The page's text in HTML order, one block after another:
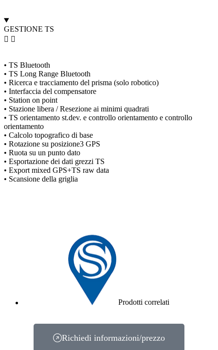
GESTIONE TS
• TS Bluetooth
• TS Long Range Bluetooth
• Ricerca e tracciamento del prisma (solo robotico)
• Interfaccia del compensatore
• Station on point
• Stazione libera / Resezione ai minimi quadrati
• TS orientamento st.dev. e controllo orientamento e controllo
orientamento
• Calcolo topografico di base
• Rotazione su posizione3 GPS
• Ruota su un punto dato
• Esportazione dei dati grezzi TS
• Export mixed GPS+TS raw data
• Scansione della griglia
Prodotti correlati
Richiedi informazioni/prezzo